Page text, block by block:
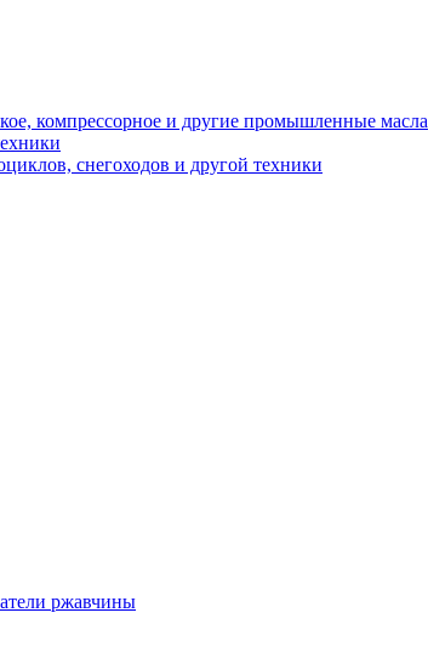
компрессорное и другие промышленные масла
снегоходов и другой техники
ржавчины